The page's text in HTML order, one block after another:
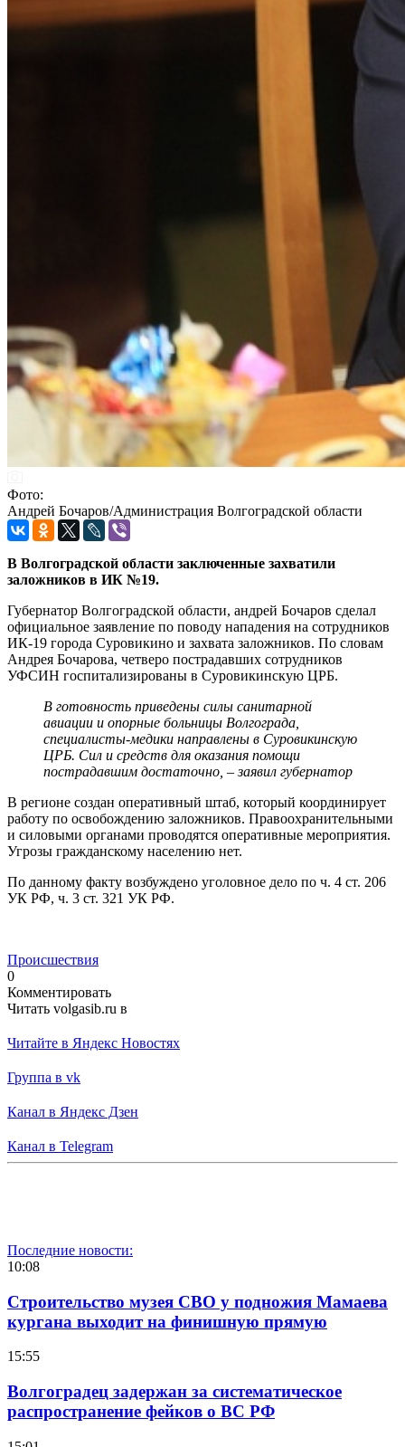
Фото:
Андрей Бочаров/Администрация Волгоградской области
В Волгоградской области заключенные захватили
заложников в ИК №19.
Губернатор Волгоградской области, андрей Бочаров сделал
официальное заявление по поводу нападения на сотрудников
ИК-19 города Суровикино и захвата заложников. По словам
Андрея Бочарова, четверо пострадавших сотрудников
УФСИН госпитализированы в Суровикинскую ЦРБ.
В готовность приведены силы санитарной
авиации и опорные больницы Волгограда,
специалисты-медики направлены в Суровикинскую
ЦРБ. Сил и средств для оказания помощи
пострадавшим достаточно, – заявил губернатор
В регионе создан оперативный штаб, который координирует
работу по освобождению заложников. Правоохранительными
и силовыми органами проводятся оперативные мероприятия.
Угрозы гражданскому населению нет.
По данному факту возбуждено уголовное дело по ч. 4 ст. 206
УК РФ, ч. 3 ст. 321 УК РФ.
Происшествия
0
Комментировать
Читать volgasib.ru в
Читайте в Яндекс Новостях
Группа в vk
Канал в Яндекс Дзен
Канал в Telegram
Последние новости:
10:08
Строительство музея СВО у подножия Мамаева
кургана выходит на финишную прямую
15:55
Волгоградец задержан за систематическое
распространение фейков о ВС РФ